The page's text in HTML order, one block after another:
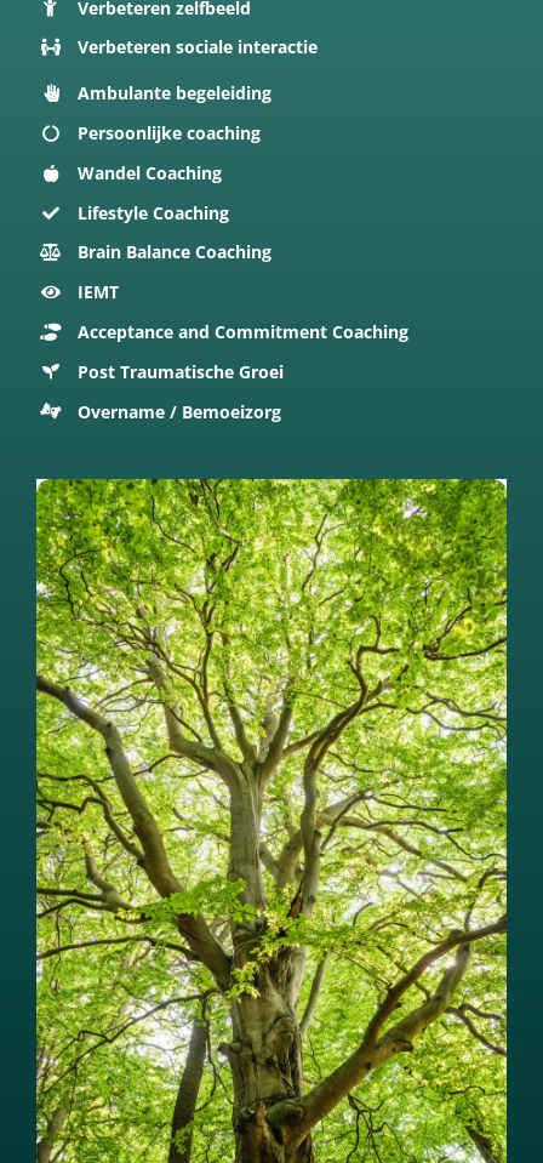
Verbeteren zelfbeeld
Verbeteren sociale interactie
Ambulante begeleiding
Persoonlijke coaching
Wandel Coaching
Lifestyle Coaching
Brain Balance Coaching
IEMT
Acceptance and Commitment Coaching
Post Traumatische Groei
Overname / Bemoeizorg